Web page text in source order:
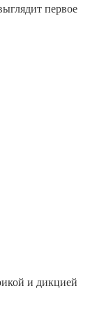
первое
и дикцией